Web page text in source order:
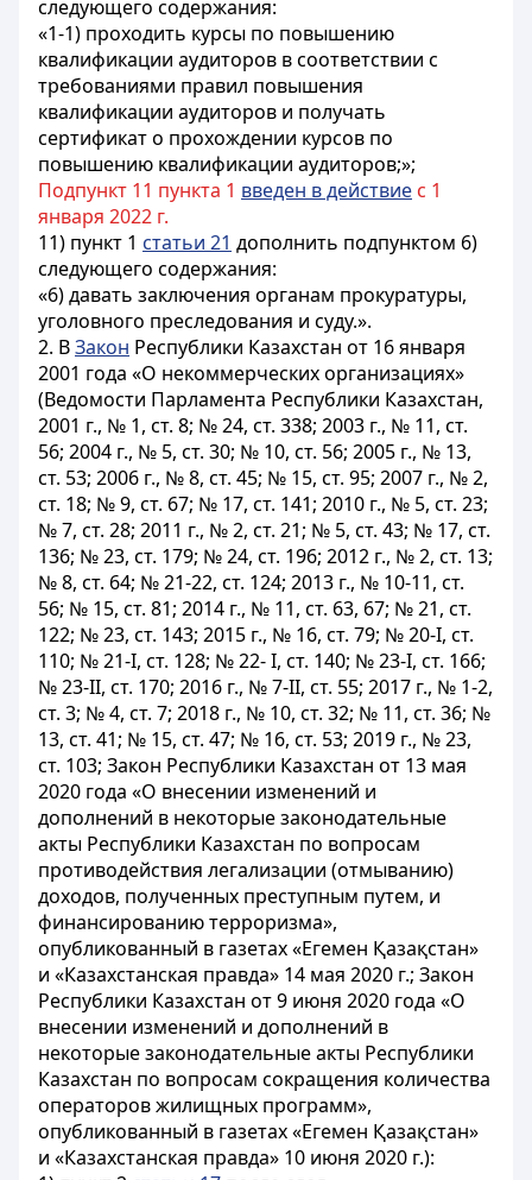
следующего содержания:
«1-1) проходить курсы по повышению
квалификации аудиторов в соответствии с
требованиями правил повышения
квалификации аудиторов и получать
сертификат о прохождении курсов по
повышению квалификации аудиторов;»;
Подпункт 11 пункта 1 введен в действие с 1
января 2022 г.
11) пункт 1 статьи 21 дополнить подпунктом 6)
следующего содержания:
«6) давать заключения органам прокуратуры,
уголовного преследования и суду.».
2. ВЗакон Республики Казахстан от 16 января
2001 года «О некоммерческих организациях»
(Ведомости Парламента Республики Казахстан,
2001 г., № 1, ст. 8; № 24, ст. 338; 2003 г., № 11, ст.
56; 2004 г., № 5, ст. 30; № 10, ст. 56; 2005 г., № 13,
ст. 53; 2006 г., № 8, ст. 45; № 15, ст. 95; 2007 г., № 2,
ст. 18; № 9, ст. 67; № 17, ст. 141; 2010 г., № 5, ст. 23;
№ 7, ст. 28; 2011 г., № 2, ст. 21; № 5, ст. 43; № 17, ст.
136; № 23, ст. 179; № 24, ст. 196; 2012 г., № 2, ст. 13;
№ 8, ст. 64; № 21-22, ст. 124; 2013 г., № 10-11, ст.
56; № 15, ст. 81; 2014 г., № 11, ст. 63, 67; № 21, ст.
122; № 23, ст. 143; 2015 г., № 16, ст. 79; № 20-І, ст.
110; № 21-І, ст. 128; № 22- І, ст. 140; № 23-І, ст. 166;
№ 23-ІІ, ст. 170; 2016 г., № 7-II, ст. 55; 2017 г., № 1-2,
ст. 3; № 4, ст. 7; 2018 г., № 10, ст. 32; № 11, ст. 36; №
13, ст. 41; № 15, ст. 47; № 16, ст. 53; 2019 г., № 23,
ст. 103; Закон Республики Казахстан от 13 мая
2020 года «О внесении изменений и
дополнений в некоторые законодательные
акты Республики Казахстан по вопросам
противодействия легализации (отмыванию)
доходов, полученных преступным путем, и
финансированию терроризма»,
опубликованный в газетах «Егемен Қазақстан»
и «Казахстанская правда» 14 мая 2020 г.; Закон
Республики Казахстан от 9 июня 2020 года «О
внесении изменений и дополнений в
некоторые законодательные акты Республики
Казахстан по вопросам сокращения количества
операторов жилищных программ»,
опубликованный в газетах «Егемен Қазақстан»
и «Казахстанская правда» 10 июня 2020 г.):